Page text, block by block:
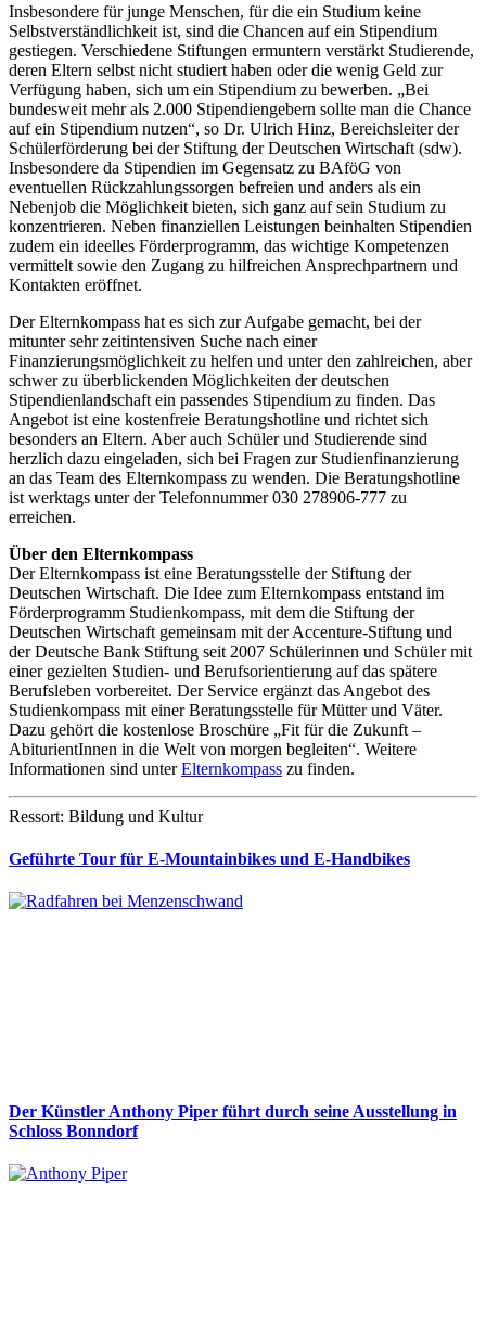
Insbesondere für junge Menschen, für die ein Studium keine
Selbstverständlichkeit ist, sind die Chancen auf ein Stipendium
gestiegen. Verschiedene Stiftungen ermuntern verstärkt Studierende,
deren Eltern selbst nicht studiert haben oder die wenig Geld zur
Verfügung haben, sich um ein Stipendium zu bewerben. „Bei
bundesweit mehr als 2.000 Stipendiengebern sollte man die Chance
auf ein Stipendium nutzen“, so Dr. Ulrich Hinz, Bereichsleiter der
Schülerförderung bei der Stiftung der Deutschen Wirtschaft (sdw).
Insbesondere da Stipendien im Gegensatz zu BAföG von
eventuellen Rückzahlungssorgen befreien und anders als ein
Nebenjob die Möglichkeit bieten, sich ganz auf sein Studium zu
konzentrieren. Neben finanziellen Leistungen beinhalten Stipendien
zudem ein ideelles Förderprogramm, das wichtige Kompetenzen
vermittelt sowie den Zugang zu hilfreichen Ansprechpartnern und
Kontakten eröffnet.
Der Elternkompass hat es sich zur Aufgabe gemacht, bei der
mitunter sehr zeitintensiven Suche nach einer
Finanzierungsmöglichkeit zu helfen und unter den zahlreichen, aber
schwer zu überblickenden Möglichkeiten der deutschen
Stipendienlandschaft ein passendes Stipendium zu finden. Das
Angebot ist eine kostenfreie Beratungshotline und richtet sich
besonders an Eltern. Aber auch Schüler und Studierende sind
herzlich dazu eingeladen, sich bei Fragen zur Studienfinanzierung
an das Team des Elternkompass zu wenden. Die Beratungshotline
ist werktags unter der Telefonnummer 030 278906-777 zu
erreichen.
Über den Elternkompass
Der Elternkompass ist eine Beratungsstelle der Stiftung der
Deutschen Wirtschaft. Die Idee zum Elternkompass entstand im
Förderprogramm Studienkompass, mit dem die Stiftung der
Deutschen Wirtschaft gemeinsam mit der Accenture-Stiftung und
der Deutsche Bank Stiftung seit 2007 Schülerinnen und Schüler mit
einer gezielten Studien- und Berufsorientierung auf das spätere
Berufsleben vorbereitet. Der Service ergänzt das Angebot des
Studienkompass mit einer Beratungsstelle für Mütter und Väter.
Dazu gehört die kostenlose Broschüre „Fit für die Zukunft –
AbiturientInnen in die Welt von morgen begleiten“. Weitere
Informationen sind unterElternkompass zu finden.
Ressort: Bildung und Kultur
Geführte Tour für E-Mountainbikes und E-Handbikes
Der Künstler Anthony Piper führt durch seine Ausstellung in
Schloss Bonndorf